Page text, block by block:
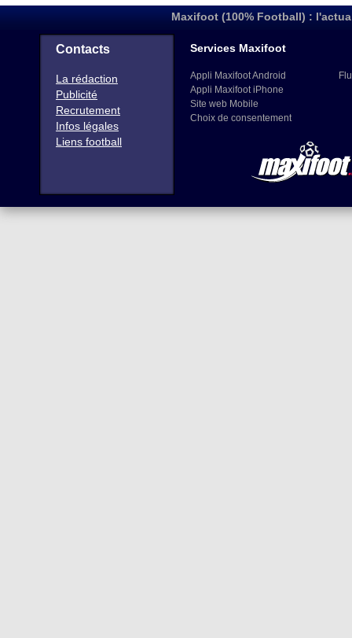
Maxifoot (100% Football) :
Contacts
La rédaction
Publicité
Recrutement
Infos légales
Liens football
Services Maxifoot
Appli Maxifoot Android
Appli Maxifoot iPhone
Site web Mobile
Choix de consentement